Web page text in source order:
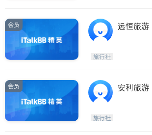
会员 远恒旅游
旅行社
会员 安利旅游
旅行社